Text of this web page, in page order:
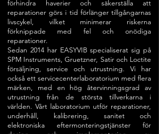
förhindra haverier och säkerställa att
reparationer görs i tid förlänger tillgångarnas
livscykel, vilket minimerar riskerna
förknippade med fel och onödiga
reparationer.
Sedan 2014 har EASYVIB specialiserat sig på
SPM Instruments, Gruetzner, Satir och Loctite
försäljning, service och utrustning. Vi har
också ett servicecenterlaboratorium med flera
märken, med en hög återvinningsgrad av
utrustning från de största tillverkarna i
världen. Vårt laboratorium utför reparationer,
underhåll, kalibrering, sanitet och
elektroniska eftermonteringstjänster för